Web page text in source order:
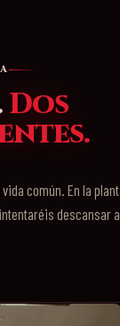
Dos
común. En la
descansar